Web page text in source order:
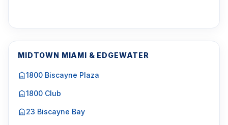
MIDTOWN MIAMI & EDGEWATER
1800 Biscayne Plaza
1800 Club
23 Biscayne Bay